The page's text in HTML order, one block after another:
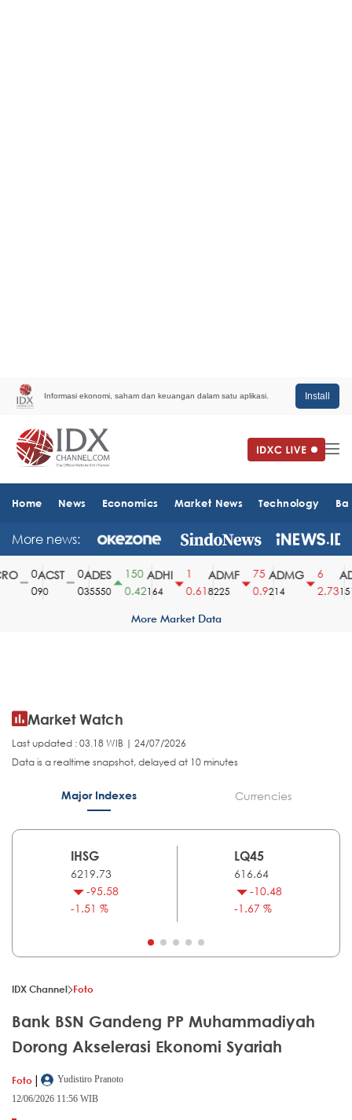
Informasi ekonomi, saham dan keuangan dalam satu aplikasi. Install
Home News Economics Market News Technology
More news:
ACST
90
ADES
35550
150
0.42
ADHI
164
0.61
ADMF
8225
75
0.9
ADMG
214
2.731510
More Market Data
Market Watch
Last updated : 03.18 WIB | 24/07/2026
Data is a realtime snapshot, delayed at 10 minutes
Major Indexes Currencies
IHSG
6219.73
-95.58
-1.51 %
LQ45
616.64
-10.48
-1.67 %
IDX Channel Foto
Bank BSN Gandeng PP Muhammadiyah
Dorong Akselerasi Ekonomi Syariah
Foto |
Yudistiro Pranoto
12/06/2026 11:56 WIB